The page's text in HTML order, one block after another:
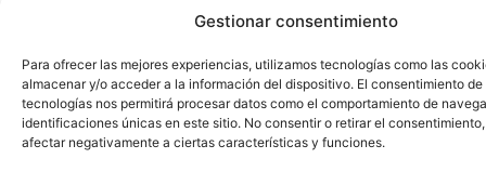
Gestionar consentimiento
Para ofrecer las mejores experiencias, utilizamos tecnologías como las
almacenar y/o acceder a la información del dispositivo. El consentimiento de
tecnologías nos permitirá procesar datos como el comportamiento de
identificaciones únicas en este sitio. No consentir o retirar el
afectar negativamente a ciertas características y funciones.